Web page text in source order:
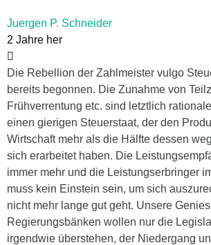
Juergen P. Schneider
2 Jahre her
Die Rebellion der Zahlmeister vulgo
bereits begonnen. Die Zunahme von
Frühverrentung etc. sind letztlich
einen gierigen Steuerstaat, der den
Wirtschaft mehr als die Hälfte dessen
sich erarbeitet haben. Die
immer mehr und die Leistungserbringer
muss kein Einstein sein, um sich
nicht mehr lange gut geht. Unsere
Regierungsbänken wollen nur die
irgendwie überstehen, der Niedergang